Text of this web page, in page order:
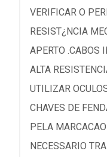
VERIFICAR O
RESIST¿NCIA
APERTO .CABOS
ALTA
UTILIZAR
CHAVES DE
PELA
NECESSARIO